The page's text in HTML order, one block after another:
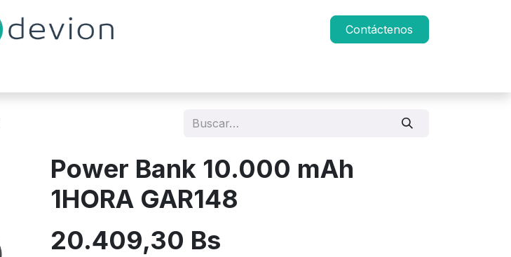
Contáctenos
Power Bank 10.000 mAh
1HORA GAR148
20.409,30 Bs